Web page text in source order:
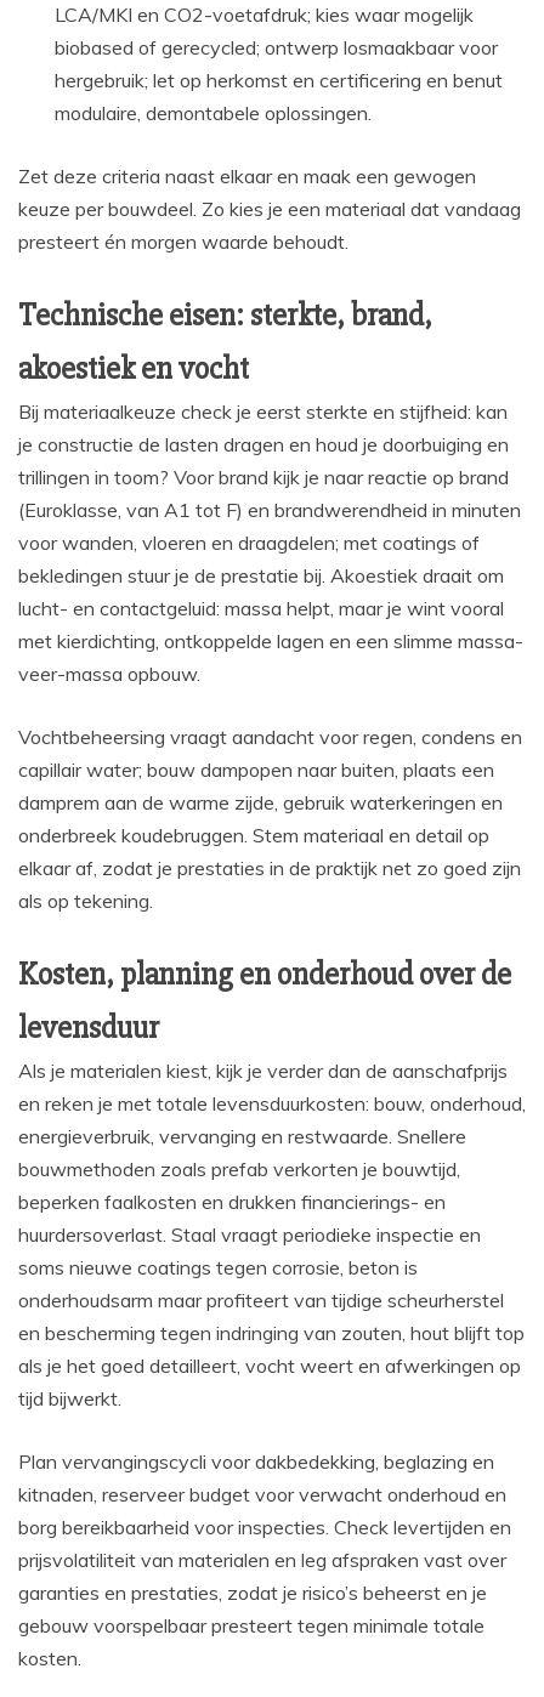
LCA/MKI en CO2-voetafdruk; kies waar mogelijk
biobased of gerecycled; ontwerp losmaakbaar voor
hergebruik; let op herkomst en certificering en benut
modulaire, demontabele oplossingen.
Zet deze criteria naast elkaar en maak een gewogen
keuze per bouwdeel. Zo kies je een materiaal dat vandaag
presteert én morgen waarde behoudt.
Technische eisen: sterkte, brand,
akoestiek en vocht
Bij materiaalkeuze check je eerst sterkte en stijfheid: kan
je constructie de lasten dragen en houd je doorbuiging en
trillingen in toom? Voor brand kijk je naar reactie op brand
(Euroklasse, van A1 tot F) en brandwerendheid in minuten
voor wanden, vloeren en draagdelen; met coatings of
bekledingen stuur je de prestatie bij. Akoestiek draait om
lucht- en contactgeluid: massa helpt, maar je wint vooral
met kierdichting, ontkoppelde lagen en een slimme massa-
veer-massa opbouw.
Vochtbeheersing vraagt aandacht voor regen, condens en
capillair water; bouw dampopen naar buiten, plaats een
damprem aan de warme zijde, gebruik waterkeringen en
onderbreek koudebruggen. Stem materiaal en detail op
elkaar af, zodat je prestaties in de praktijk net zo goed zijn
als op tekening.
Kosten, planning en onderhoud over de
levensduur
Als je materialen kiest, kijk je verder dan de aanschafprijs
en reken je met totale levensduurkosten: bouw, onderhoud,
energieverbruik, vervanging en restwaarde. Snellere
bouwmethoden zoals prefab verkorten je bouwtijd,
beperken faalkosten en drukken financierings- en
huurdersoverlast. Staal vraagt periodieke inspectie en
soms nieuwe coatings tegen corrosie, beton is
onderhoudsarm maar profiteert van tijdige scheurherstel
en bescherming tegen indringing van zouten, hout blijft top
als je het goed detailleert, vocht weert en afwerkingen op
tijd bijwerkt.
Plan vervangingscycli voor dakbedekking, beglazing en
kitnaden, reserveer budget voor verwacht onderhoud en
borg bereikbaarheid voor inspecties. Check levertijden en
prijsvolatiliteit van materialen en leg afspraken vast over
garanties en prestaties, zodat je risico’s beheerst en je
gebouw voorspelbaar presteert tegen minimale totale
kosten.